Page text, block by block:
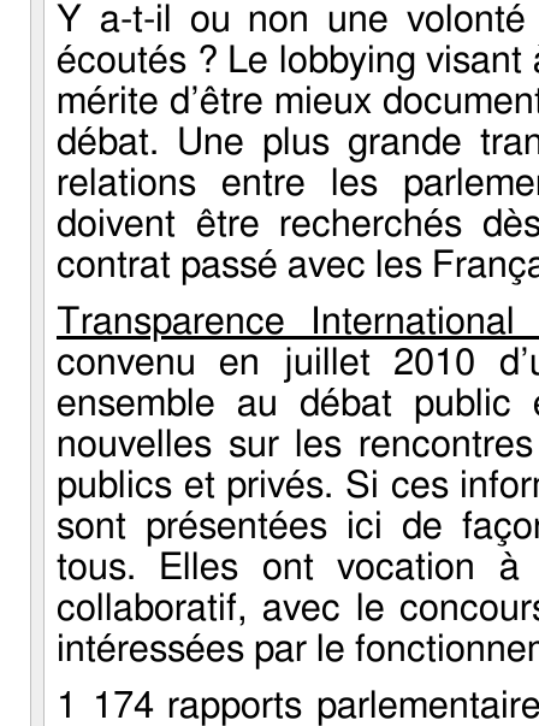
Y a-t-il ou non une volonté
écoutés ? Le lobbying
mérite d’être mieux
débat. Une plus grande
relations entre les
doivent être recherchés
contrat passé avec les
Transparence International
convenu en juillet 2010
ensemble au débat public
nouvelles sur les
publics et privés. Si ces
sont présentées ici de
tous. Elles ont vocation à
collaboratif, avec le
intéressées par le
1 174 rapports